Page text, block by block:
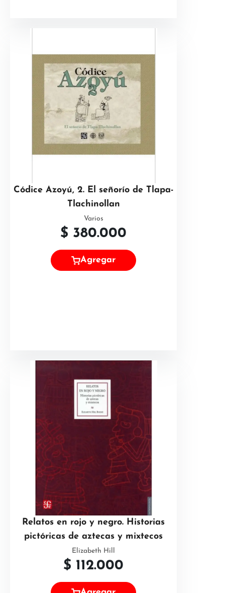
Códice Azoyú, 2. El señorío de Tlapa-
Tlachinollan
Varios
$ 380.000
Agregar
Relatos en rojo y negro. Historias
pictóricas de aztecas y mixtecos
Elizabeth Hill
$ 112.000